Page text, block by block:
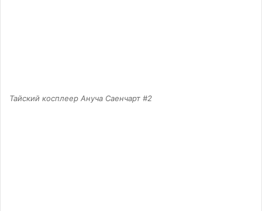
Тайский косплеер Ануча Саенчарт #2